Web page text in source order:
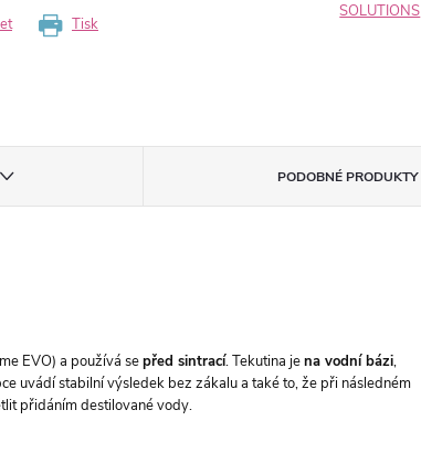
Tisk
SOLUTIONS
PODOBNÉ PRODUKTY
EVO) a používá sepřed sintrací. Tekutina jena vodní bázi,
uvádí stabilní výsledek bez zákalu a také to, že při následném
přidáním destilované vody.